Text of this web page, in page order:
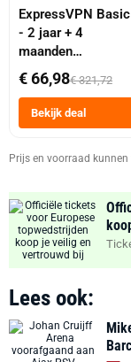
ExpressVPN Basic
- 2 jaar + 4
maanden
abonnement
€ 66,98€ 321,72
Bekijk deal
Prijs en voorraad
Lees ook: